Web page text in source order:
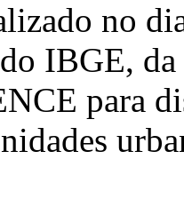
no
IBGE,
para